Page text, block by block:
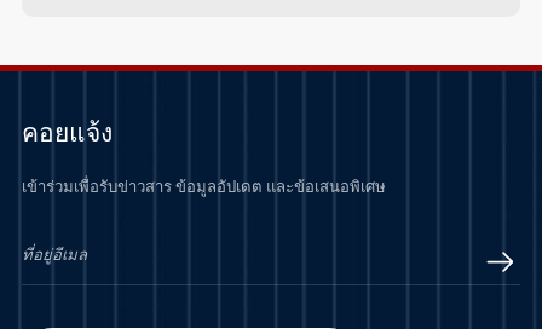
คอยแจ้ง
เข้าร่วมเพื่อรับข่าวสาร ข้อมูลอัปเดต และข้อเสนอพิเศษ